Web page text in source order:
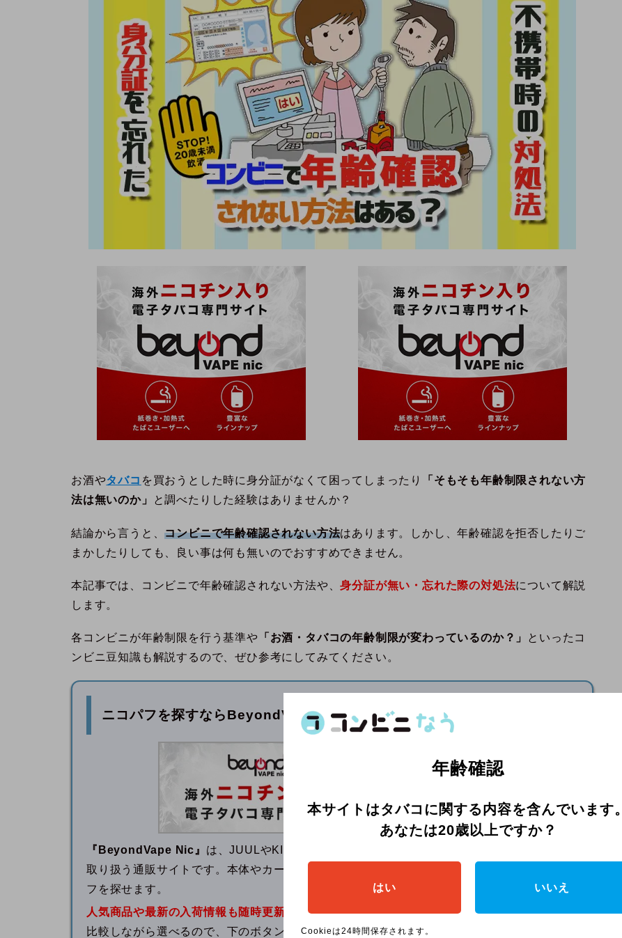
お酒やタバコ を買おうとした時に身分証がなくて困ってしまったり
「そもそも年齢制限されない方
法は無いのか」
と調べたりした経験はありませんか？
結論から言うと、コンビニで年齢確認されない方法はあります。しかし、年齢確認を拒否したりご
まかしたりしても、良い事は何も無いのでおすすめできません。
本記事では、コンビニで年齢確認されない方法や、身分証が無い・忘れた際の対処法について解説
します。
各コンビニが年齢制限を行う基準や 「お酒・タバコの年齢制限が変わっているのか？」
といったコ
ンビニ豆知識も解説するので、ぜひ参考にしてみてください。
ニコパフを探すならBeyondVape Nicをチェック！
『BeyondVape Nic』 は、JUULやKIWI、使い捨て電子タバコなど、ニコチン入りの商品を
取り扱う通販サイトです。本体やカートリッジ、豊富なフレーバーから、自分に合ったニコパ
フを探せます。
人気商品や最新の入荷情報も随時更新中
！吸いごたえやデバイスの形状、好みのフレーバーを
比較しながら選べるので、下のボタンから商品ラインナップをチェックしてみてください！
年齢確認
本サイトはタバコに関する内容を含んでいます。
あなたは20歳以上ですか？
はい いいえ
Cookieは24時間保存されます。